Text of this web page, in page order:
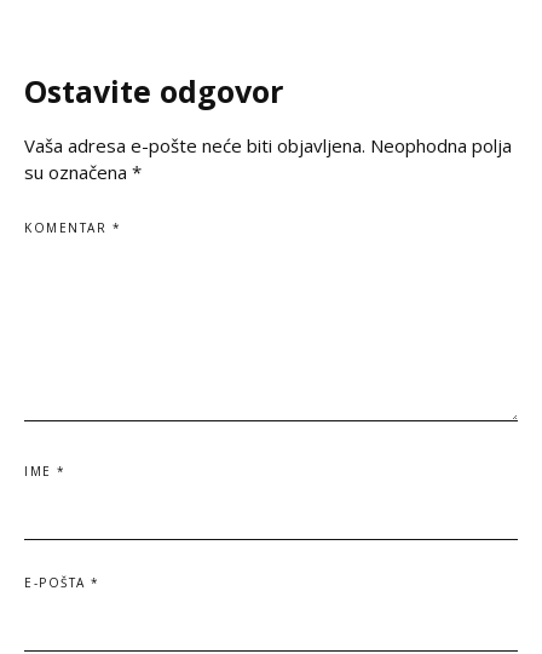
Ostavite odgovor
Vaša adresa e-pošte neće biti objavljena. Neophodna polja
su označena *
KOMENTAR *
IME *
E-POŠTA *